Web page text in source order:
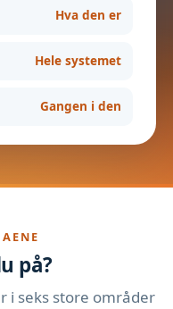
Hva den er
Hele systemet
Gangen i den
på?
i seks store områder